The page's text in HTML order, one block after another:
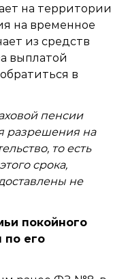
на территории
на временное
из средств
выплатой
в
пенсии
разрешения на
то есть
срока,
не
покойного
по его